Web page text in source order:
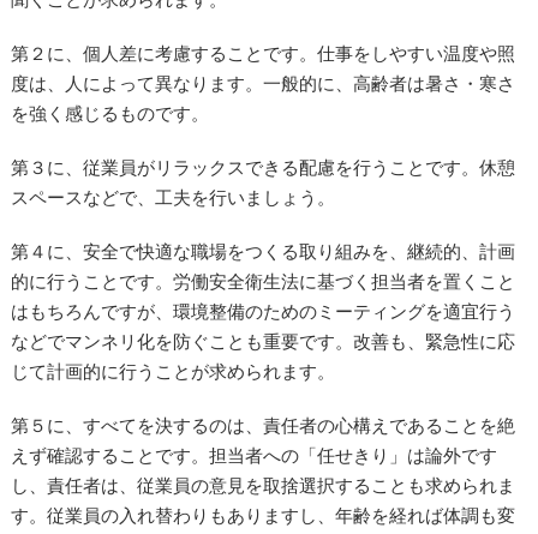
第２に、個人差に考慮することです。仕事をしやすい温度や照
度は、人によって異なります。一般的に、高齢者は暑さ・寒さ
を強く感じるものです。
第３に、従業員がリラックスできる配慮を行うことです。休憩
スペースなどで、工夫を行いましょう。
第４に、安全で快適な職場をつくる取り組みを、継続的、計画
的に行うことです。労働安全衛生法に基づく担当者を置くこと
はもちろんですが、環境整備のためのミーティングを適宜行う
などでマンネリ化を防ぐことも重要です。改善も、緊急性に応
じて計画的に行うことが求められます。
第５に、すべてを決するのは、責任者の心構えであることを絶
えず確認することです。担当者への「任せきり」は論外です
し、責任者は、従業員の意見を取捨選択することも求められま
す。従業員の入れ替わりもありますし、年齢を経れば体調も変